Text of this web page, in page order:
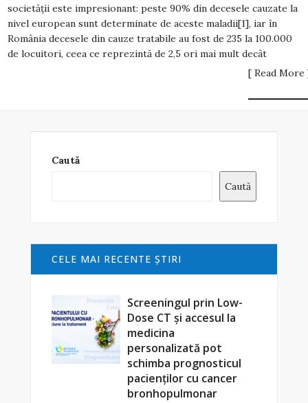
societății este impresionant: peste 90% din decesele cauzate la
nivel european sunt determinate de aceste maladii[1], iar în
România decesele din cauze tratabile au fost de 235 la 100.000
de locuitori, ceea ce reprezintă de 2,5 ori mai mult decât
[ Read More
Caută
Caută
CELE MAI RECENTE ŞTIRI
Screeningul prin Low-
Dose CT și accesul la
medicina
personalizată pot
schimba prognosticul
pacienților cu cancer
bronhopulmonar